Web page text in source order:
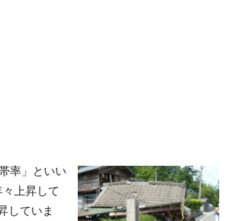
率」といい
上昇して
していま